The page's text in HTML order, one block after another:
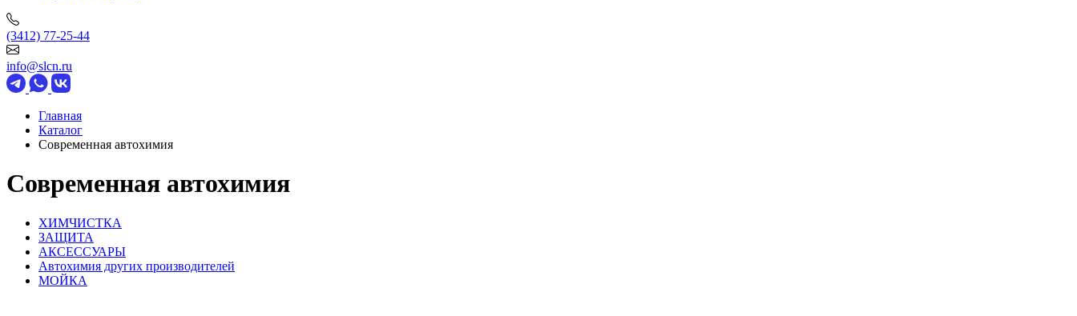
(3412) 77-25-44
info@slcn.ru
Главная
Каталог
Современная автохимия
Современная автохимия
ХИМЧИСТКА
ЗАЩИТА
АКСЕССУАРЫ
Автохимия других производителей
МОЙКА